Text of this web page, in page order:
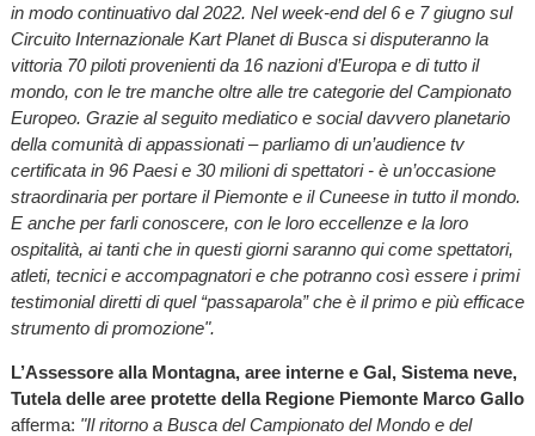
in modo continuativo dal 2022. Nel week-end del 6 e 7 giugno sul
Circuito Internazionale Kart Planet di Busca si disputeranno la
vittoria 70 piloti provenienti da 16 nazioni d’Europa e di tutto il
mondo, con le tre manche oltre alle tre categorie del Campionato
Europeo. Grazie al seguito mediatico e social davvero planetario
della comunità di appassionati – parliamo di un’audience tv
certificata in 96 Paesi e 30 milioni di spettatori - è un’occasione
straordinaria per portare il Piemonte e il Cuneese in tutto il mondo.
E anche per farli conoscere, con le loro eccellenze e la loro
ospitalità, ai tanti che in questi giorni saranno qui come spettatori,
atleti, tecnici e accompagnatori e che potranno così essere i primi
testimonial diretti di quel “passaparola” che è il primo e più efficace
strumento di promozione".
L’Assessore alla Montagna, aree interne e Gal, Sistema neve,
Tutela delle aree protette della Regione Piemonte Marco Gallo
afferma: "Il ritorno a Busca del Campionato del Mondo e del